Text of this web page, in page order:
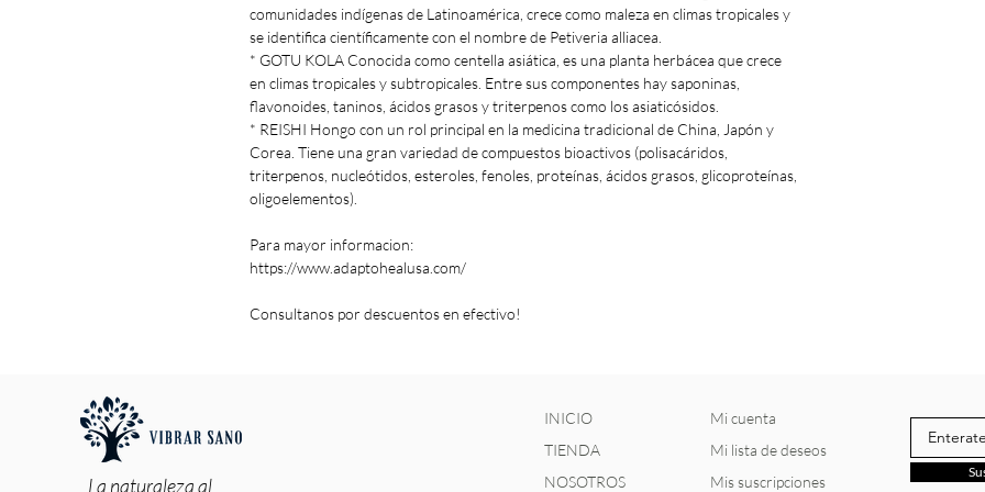
comunidades indígenas de Latinoamérica, crece como maleza en climas tropicales y
se identifica científicamente con el nombre de Petiveria alliacea.
* GOTU KOLA Conocida como centella asiática, es una planta herbácea que crece
en climas tropicales y subtropicales. Entre sus componentes hay saponinas,
flavonoides, taninos, ácidos grasos y triterpenos como los asiaticósidos.
* REISHI Hongo con un rol principal en la medicina tradicional de China, Japón y
Corea. Tiene una gran variedad de compuestos bioactivos (polisacáridos,
triterpenos, nucleótidos, esteroles, fenoles, proteínas, ácidos grasos, glicoproteínas,
oligoelementos).
Para mayor informacion:
https://www.adaptohealusa.com/
Consultanos por descuentos en efectivo!
La naturaleza al
INICIO
TIENDA
NOSOTROS
Mi cuenta
Mi lista de deseos
Mis suscripciones